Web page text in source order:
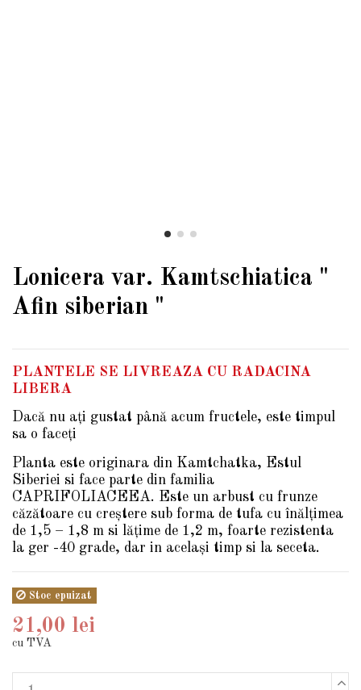
Lonicera var. Kamtschiatica "
Afin siberian "
PLANTELE SE LIVREAZA CU RADACINA
LIBERA
Dacă nu aţi gustat până acum fructele, este timpul
sa o faceţi
Planta este originara din Kamtchatka, Estul
Siberiei si face parte din familia
CAPRIFOLIACEEA. Este un arbust cu frunze
căzătoare cu creştere sub forma de tufa cu înălţimea
de 1,5 – 1,8 m si lăţime de 1,2 m, foarte rezistenta
la ger -40 grade, dar in acelaşi timp si la seceta.
Stoc epuizat
21,00 lei
cu TVA